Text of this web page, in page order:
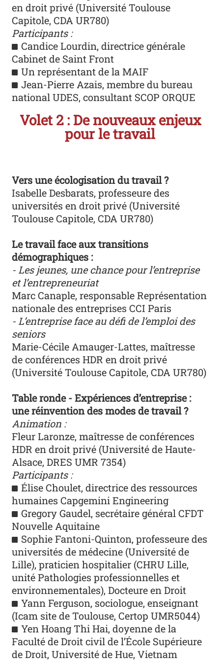
en droit privé (Université Toulouse
Capitole, CDA UR780)
Participants :
Candice Lourdin, directrice générale
Cabinet de Saint Front
Un représentant de la MAIF
Jean-Pierre Azais, membre du bureau
national UDES, consultant SCOP ORQUE
Volet 2 : De nouveaux enjeux
pour le travail
Vers une écologisation du travail ?
Isabelle Desbarats, professeure des
universités en droit privé (Université
Toulouse Capitole, CDA UR780)
Le travail face aux transitions
démographiques :
- Les jeunes, une chance pour l’entreprise
et l’entrepreneuriat
Marc Canaple, responsable Représentation
nationale des entreprises CCI Paris
- L’entreprise face au défi de l’emploi des
seniors
Marie-Cécile Amauger-Lattes, maîtresse
de conférences HDR en droit privé
(Université Toulouse Capitole, CDA UR780)
Table ronde - Expériences d’entreprise :
une réinvention des modes de travail ?
Animation :
Fleur Laronze, maîtresse de conférences
HDR en droit privé (Université de Haute-
Alsace, DRES UMR 7354)
Participants :
Élise Choulet, directrice des ressources
humaines Capgemini Engineering
Gregory Gaudel, secrétaire général CFDT
Nouvelle Aquitaine
Sophie Fantoni-Quinton, professeure des
universités de médecine (Université de
Lille), praticien hospitalier (CHRU Lille,
unité Pathologies professionnelles et
environnementales), Docteure en Droit
Yann Ferguson, sociologue, enseignant
(Icam site de Toulouse, Certop UMR5044)
Yen Hoang Thi Hai, doyenne de la
Faculté de Droit civil de l’École Supérieure
de Droit, Université de Hue, Vietnam